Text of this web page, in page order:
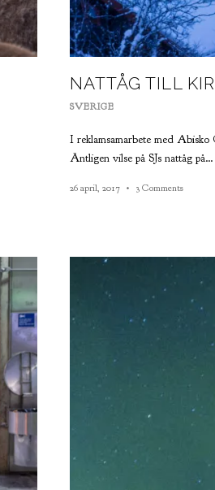
NATTÅG TILL
SVERIGE
I reklamsamarbete med Abisko
Äntligen vilse på SJs nattåg på…
26 april, 2017 3 Comments